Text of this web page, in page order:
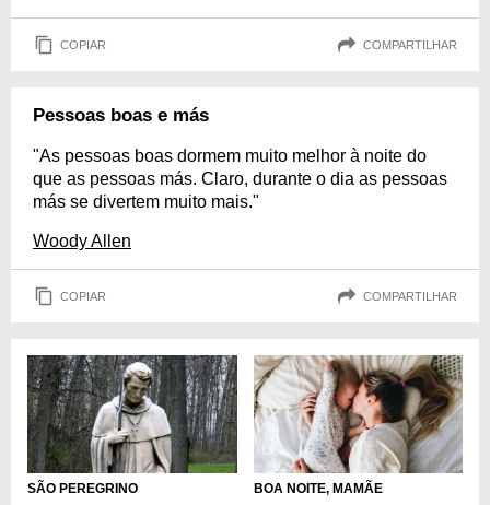
COPIAR COMPARTILHAR
Pessoas boas e más
"As pessoas boas dormem muito melhor à noite do
que as pessoas más. Claro, durante o dia as pessoas
más se divertem muito mais."
Woody Allen
COPIAR COMPARTILHAR
SÃO PEREGRINO BOA NOITE, MAMÃE